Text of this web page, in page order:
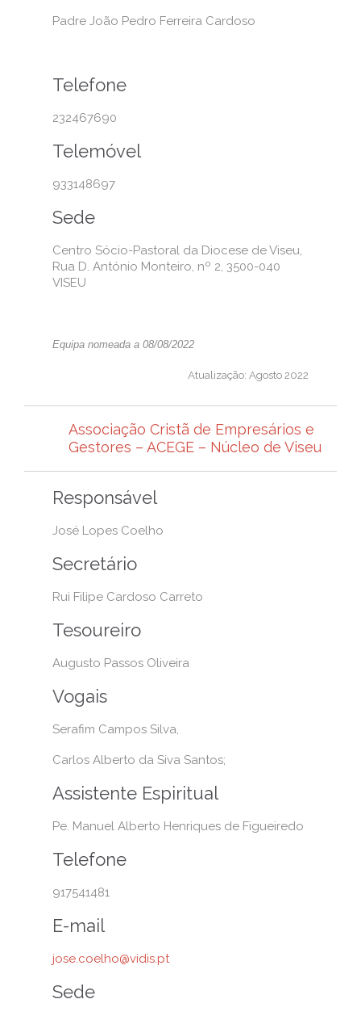
Padre João Pedro Ferreira Cardoso
Telefone
232467690
Telemóvel
933148697
Sede
Centro Sócio-Pastoral da Diocese de Viseu,
Rua D. António Monteiro, nº 2, 3500-040
VISEU
Equipa nomeada a 08/08/2022
Atualização: Agosto 2022
Associação Cristã de Empresários e
Gestores – ACEGE – Núcleo de Viseu
Responsável
José Lopes Coelho
Secretário
Rui Filipe Cardoso Carreto
Tesoureiro
Augusto Passos Oliveira
Vogais
Serafim Campos Silva,
Carlos Alberto da Siva Santos;
Assistente Espiritual
Pe. Manuel Alberto Henriques de Figueiredo
Telefone
917541481
E-mail
jose.coelho@vidis.pt
Sede